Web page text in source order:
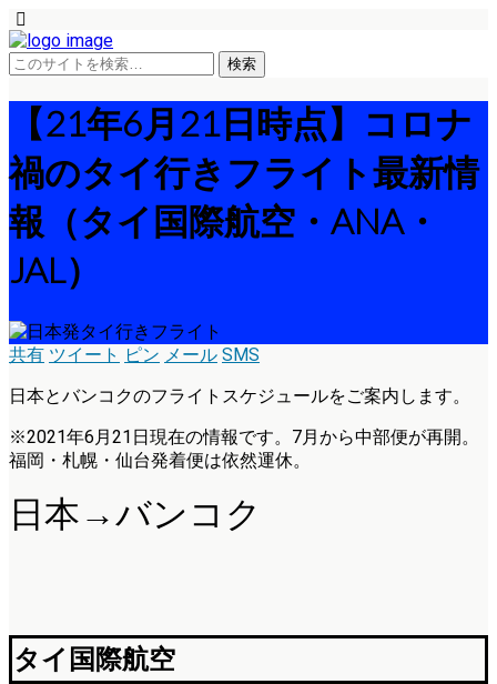
【21年6月21日時点】コロナ
禍のタイ行きフライト最新情
報（タイ国際航空・ANA・
JAL）
共有 ツイート ピン メール SMS
日本とバンコクのフライトスケジュールをご案内します。
※2021年6月21日現在の情報です。7月から中部便が再開。
福岡・札幌・仙台発着便は依然運休。
日本→バンコク
タイ国際航空